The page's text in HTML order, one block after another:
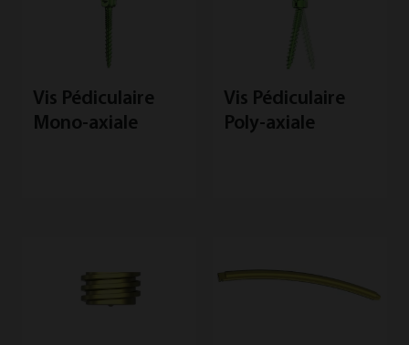
Vis Pédiculaire
Mono-axiale
Vis Pédiculaire
Poly-axiale